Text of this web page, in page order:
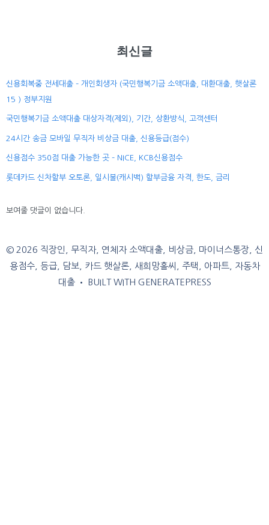
최신글
신용회복중 전세대출 – 개인회생자 (국민행복기금 소액대출, 대환대출, 햇살론
15 ) 정부지원
국민행복기금 소액대출 대상자격(제외), 기간, 상환방식, 고객센터
24시간 송금 모바일 무직자 비상금 대출, 신용등급(점수)
신용점수 350점 대출 가능한 곳 – NICE, KCB신용점수
롯데카드 신차할부 오토론, 일시불(캐시백) 할부금융 자격, 한도, 금리
보여줄 댓글이 없습니다.
© 2026 직장인, 무직자, 연체자 소액대출, 비상금, 마이너스통장, 신
용점수, 등급, 담보, 카드 햇살론, 새희망홀씨, 주택, 아파트, 자동차
대출• BUILT WITH GENERATEPRESS